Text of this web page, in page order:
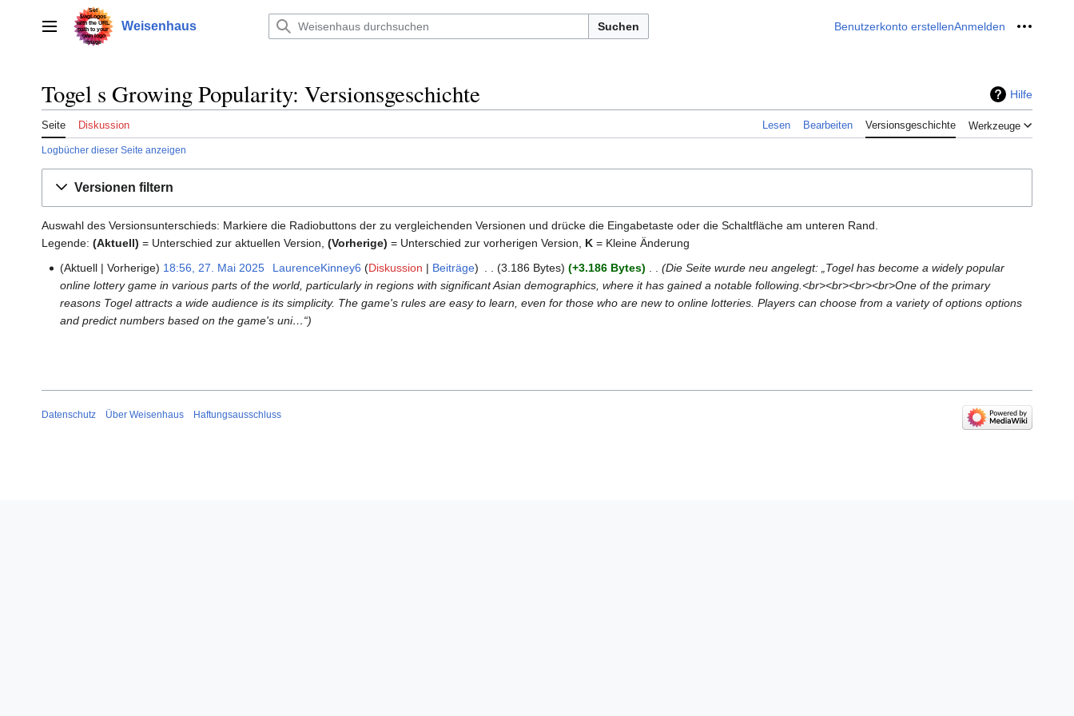
springenHauptmenü Weisenhaus Suchen Benutzerkonto erstellenAnmelden Meine
Togel s Growing Popularity: Versionsgeschichte Hilfe
Seite Diskussion Lesen Bearbeiten Versionsgeschichte Werkzeuge
Logbücher dieser Seite anzeigen
Versionen filtern
Auswahl des Versionsunterschieds: Markiere die Radiobuttons der zu vergleichenden Versionen und drücke die Eingabetaste oder die Schaltfläche am unteren Rand.
Legende: (Aktuell) = Unterschied zur aktuellen Version, (Vorherige) = Unterschied zur vorherigen Version, K = Kleine Änderung
27.
2025
Aktuell Vorherige 18:56, 27. Mai 2025 LaurenceKinney6 Diskussion Beiträge 3.186 Bytes +3.186 Bytes
Die Seite wurde neu angelegt: „Togel has become a widely popular
online lottery game in various parts of the world, particularly in regions with significant Asian demographics, where it has gained a notable following.<br><br><br><br>One of the primary
reasons Togel attracts a wide audience is its simplicity. The game's rules are easy to learn, even for those who are new to online lotteries. Players can choose from a variety of options options
and predict numbers based on the game's uni…“
Datenschutz Über Weisenhaus Haftungsausschluss